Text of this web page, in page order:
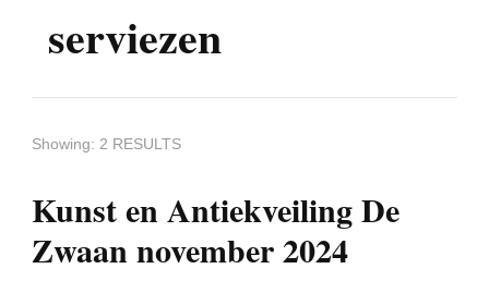
serviezen
Showing: 2 RESULTS
Kunst en Antiekveiling De
Zwaan november 2024